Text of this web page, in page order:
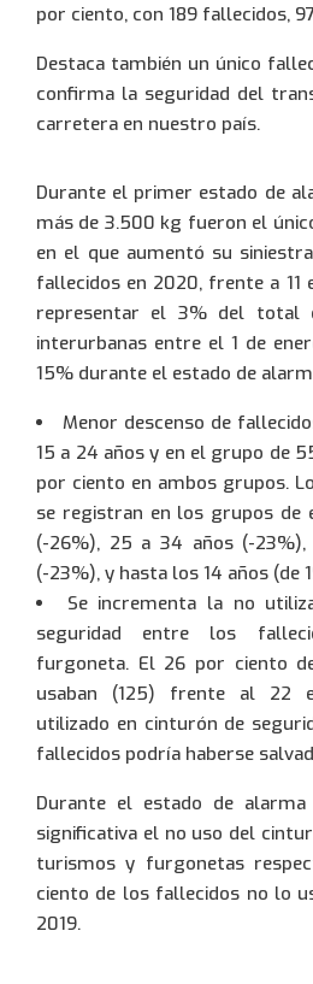
por ciento, con 189 fallecidos,
Destaca también un único
confirma la seguridad del
carretera en nuestro país.
Durante el primer estado de
más de 3.500 kg fueron el
en el que aumentó su
fallecidos en 2020, frente a 11
representar el 3% del total
interurbanas entre el 1 de
15% durante el estado de
Menor descenso de
15 a 24 años y en el grupo de
por ciento en ambos grupos.
se registran en los grupos de
(-26%), 25 a 34 años (-
(-23%), y hasta los 14 años (de
Se incrementa la no
seguridad entre los
furgoneta. El 26 por ciento
usaban (125) frente al 22
utilizado en cinturón de
fallecidos podría haberse
Durante el estado de
significativa el no uso del
turismos y furgonetas
ciento de los fallecidos no lo
2019.